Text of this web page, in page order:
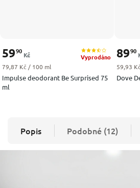
Impulse deodorant Be Surprised 75
ml
Vyprodáno
5990
Kč
Měrná cena:
79,87 Kč / 100 ml
Dove
8990
Měrná
59,93
Popis Podobné (12)